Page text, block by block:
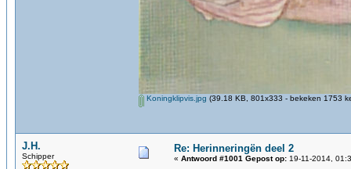
Koningklipvis.jpg (39.18 KB, 801x333 - bekeken 1753
J.H.
Schipper
Re: Herinneringën deel 2
« Antwoord #1001 Gepost op: 19-11-2014,